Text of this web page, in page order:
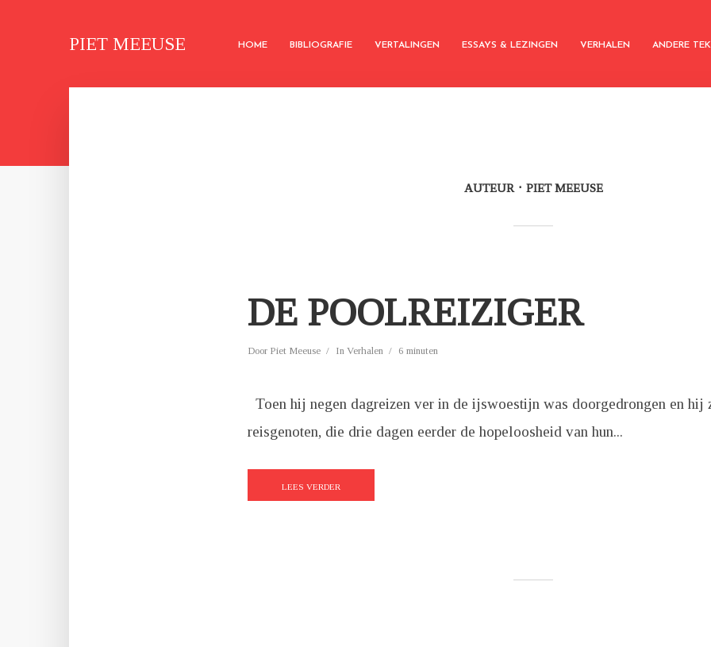
PIET MEEUSE HOME BIBLIOGRAFIE VERTALINGEN ESSAYS & LEZINGEN VERHALEN ANDERE
AUTEUR PIET MEEUSE
DE POOLREIZIGER
Door Piet Meeuse In Verhalen 6 minuten
Toen hij negen dagreizen ver in de ijswoestijn was doorgedrongen en hij
reisgenoten, die drie dagen eerder de hopeloosheid van hun...
LEES VERDER